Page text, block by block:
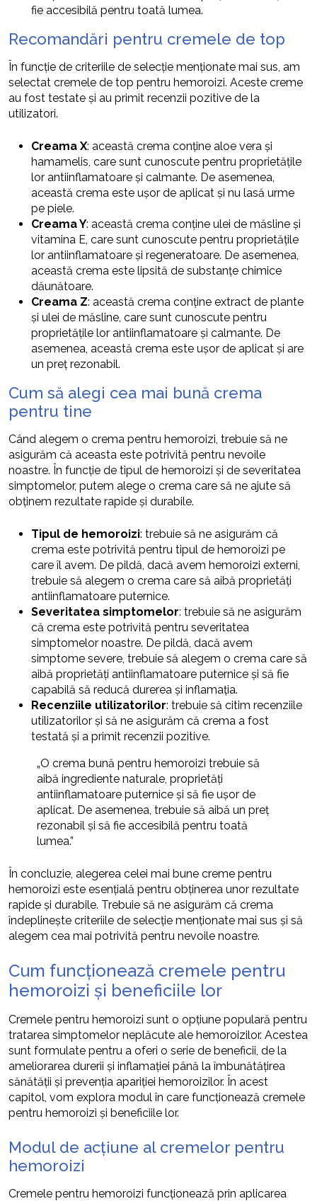
fie accesibilă pentru toată lumea.
Recomandări pentru cremele de top
În funcție de criteriile de selecție menționate mai sus, am
selectat cremele de top pentru hemoroizi. Aceste creme
au fost testate și au primit recenzii pozitive de la
utilizatori.
Creama X: această crema conține aloe vera și
hamamelis, care sunt cunoscute pentru proprietățile
lor antiinflamatoare și calmante. De asemenea,
această crema este ușor de aplicat și nu lasă urme
pe piele.
Creama Y: această crema conține ulei de măsline și
vitamina E, care sunt cunoscute pentru proprietățile
lor antiinflamatoare și regeneratoare. De asemenea,
această crema este lipsită de substanțe chimice
dăunătoare.
Creama Z: această crema conține extract de plante
și ulei de măsline, care sunt cunoscute pentru
proprietățile lor antiinflamatoare și calmante. De
asemenea, această crema este ușor de aplicat și are
un preț rezonabil.
Cum să alegi cea mai bună crema
pentru tine
Când alegem o crema pentru hemoroizi, trebuie să ne
asigurăm că aceasta este potrivită pentru nevoile
noastre. În funcție de tipul de hemoroizi și de severitatea
simptomelor, putem alege o crema care să ne ajute să
obținem rezultate rapide și durabile.
Tipul de hemoroizi: trebuie să ne asigurăm că
crema este potrivită pentru tipul de hemoroizi pe
care îl avem. De pildă, dacă avem hemoroizi externi,
trebuie să alegem o crema care să aibă proprietăți
antiinflamatoare puternice.
Severitatea simptomelor: trebuie să ne asigurăm
că crema este potrivită pentru severitatea
simptomelor noastre. De pildă, dacă avem
simptome severe, trebuie să alegem o crema care să
aibă proprietăți antiinflamatoare puternice și să fie
capabilă să reducă durerea și inflamația.
Recenziile utilizatorilor: trebuie să citim recenziile
utilizatorilor și să ne asigurăm că crema a fost
testată și a primit recenzii pozitive.
„O crema bună pentru hemoroizi trebuie să
aibă ingrediente naturale, proprietăți
antiinflamatoare puternice și să fie ușor de
aplicat. De asemenea, trebuie să aibă un preț
rezonabil și să fie accesibilă pentru toată
lumea.”
În concluzie, alegerea celei mai bune creme pentru
hemoroizi este esențială pentru obținerea unor rezultate
rapide și durabile. Trebuie să ne asigurăm că crema
îndeplinește criteriile de selecție menționate mai sus și să
alegem cea mai potrivită pentru nevoile noastre.
Cum funcționează cremele pentru
hemoroizi și beneficiile lor
Cremele pentru hemoroizi sunt o opțiune populară pentru
tratarea simptomelor neplăcute ale hemoroizilor. Acestea
sunt formulate pentru a oferi o serie de beneficii, de la
ameliorarea durerii și inflamației până la îmbunătățirea
sănătății și prevenția apariției hemoroizilor. În acest
capitol, vom explora modul în care funcționează cremele
pentru hemoroizi și beneficiile lor.
Modul de acțiune al cremelor pentru
hemoroizi
Cremele pentru hemoroizi funcționează prin aplicarea